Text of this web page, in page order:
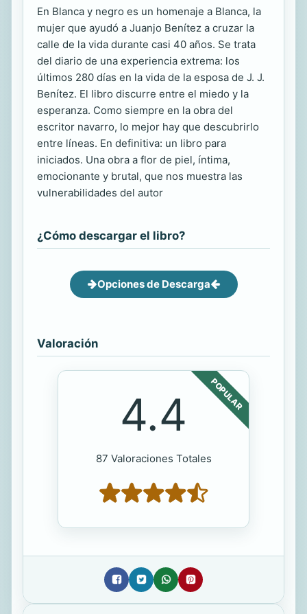
En Blanca y negro es un homenaje a Blanca, la
mujer que ayudó a Juanjo Benítez a cruzar la
calle de la vida durante casi 40 años. Se trata
del diario de una experiencia extrema: los
últimos 280 días en la vida de la esposa de J. J.
Benítez. El libro discurre entre el miedo y la
esperanza. Como siempre en la obra del
escritor navarro, lo mejor hay que descubrirlo
entre líneas. En definitiva: un libro para
iniciados. Una obra a flor de piel, íntima,
emocionante y brutal, que nos muestra las
vulnerabilidades del autor
¿Cómo descargar el libro?
Opciones de Descarga
Valoración
POPULAR
4.4
87 Valoraciones Totales